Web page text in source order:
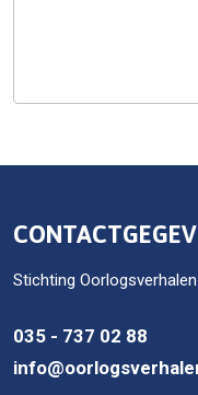
Stichting Oorlogsverhalen
035 - 737 02 88